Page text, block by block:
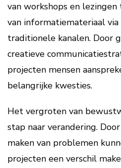
van workshops en
van informatiemateriaal
traditionele kanalen. Door
creatieve
projecten mensen
belangrijke kwesties.
Het vergroten van
stap naar verandering.
maken van problemen
projecten een verschil